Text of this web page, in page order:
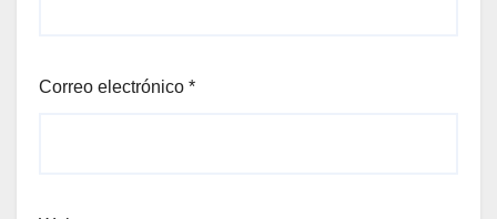
Correo electrónico *